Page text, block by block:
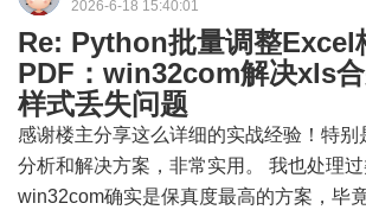
2026-6-18 15:40:01
Re: Python批量调整Excel
PDF：win32com解决xls
样式丢失问题
感谢楼主分享这么详细的实战经验！特别
分析和解决方案，非常实用。 我也处理过
win32com确实是保真度最高的方案，毕